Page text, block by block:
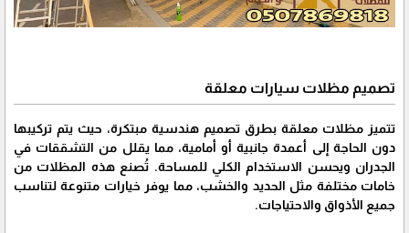
تصميم مظلات سيارات معلقة
تتميز مظلات معلقة بطرق تصميم هندسية مبتكرة، حيث يتم تركيبها
دون الحاجة إلى أعمدة جانبية أو أمامية، مما يقلل من التشققات في
الجدران ويحسن الاستخدام الكلي للمساحة. تُصنع هذه المظلات من
خامات مختلفة مثل الحديد والخشب، مما يوفر خيارات متنوعة لتناسب
جميع الأذواق والاحتياجات.